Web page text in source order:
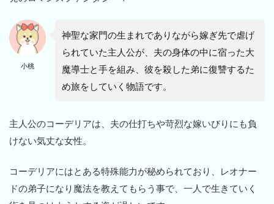
小桃
神聖な家門の生まれでありながら嫁ぎ先で虐げ
られていた主人公が、夫の身体の中に宿った大
魔導士と手を組み、彼を殺した弟に復讐するた
め旅をしていく物語です。
主人公のコーデリアは、夫の仕打ちや苛烈な嫁いびりにも負
けない気丈な女性。
コーデリアにはとある特殊能力が秘められており、レオナー
ドの弟子になり魔法を教えてもらう事で、一人で生きていく